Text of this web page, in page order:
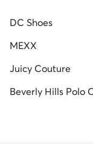
DC Shoes
MEXX
Juicy Couture
Beverly Hills Polo